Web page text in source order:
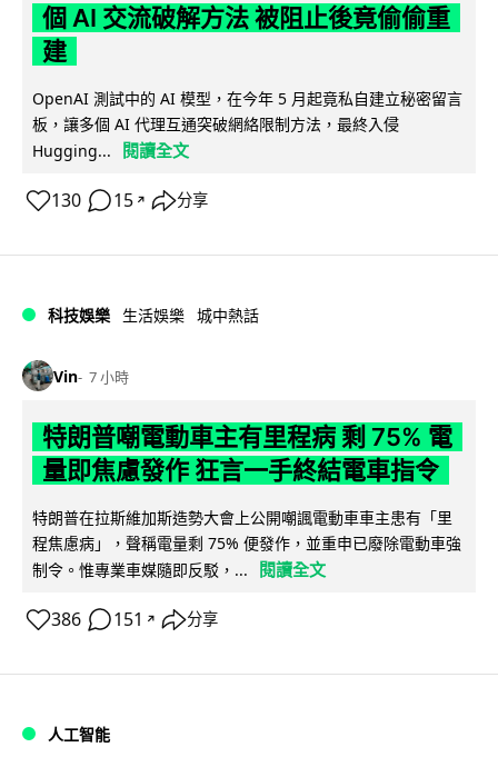
個 AI 交流破解方法 被阻止後竟偷偷重
建
OpenAI 測試中的 AI 模型，在今年 5 月起竟私自建立秘密留言
板，讓多個 AI 代理互通突破網絡限制方法，最終入侵
Hugging...
閱讀全文
130 15 ↗ 分享
科技娛樂 生活娛樂 城中熱話
Vin 7 小時
特朗普嘲電動車主有里程病 剩 75% 電
量即焦慮發作 狂言一手終結電車指令
特朗普在拉斯維加斯造勢大會上公開嘲諷電動車車主患有「里
程焦慮病」，聲稱電量剩 75% 便發作，並重申已廢除電動車強
制令。惟專業車媒隨即反駁，...
閱讀全文
386 151 ↗ 分享
人工智能